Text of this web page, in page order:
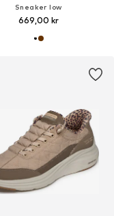
Sneaker low
669,00 kr